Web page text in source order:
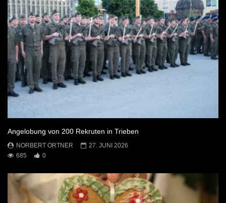
Angelobung von 200 Rekruten in Trieben
NORBERT ORTNER
27. JUNI 2026
685
0